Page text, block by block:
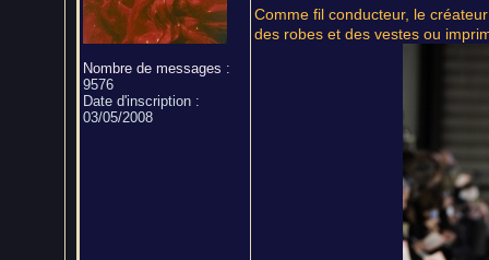
Nombre de messages :
9576
Date d'inscription :
03/05/2008
Comme fil conducteur, le
des robes et des vestes ou